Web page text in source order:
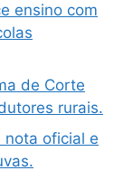
ensino com
de Corte
rurais.
nota oficial e